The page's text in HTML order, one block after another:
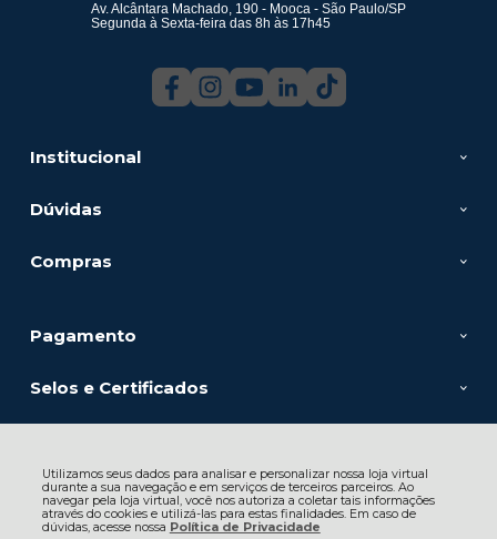
Utilizamos seus dados para analisar e personalizar nossa loja virtual
durante a sua navegação e em serviços de terceiros parceiros. Ao
navegar pela loja virtual, você nos autoriza a coletar tais informações
através do cookies e utilizá-las para estas finalidades. Em caso de
dúvidas, acesse nossa Política de Privacidade
Institucional
Dúvidas
Compras
Av. Alcântara Machado, 190 - Mooca - São Paulo/SP
Segunda à Sexta-feira das 8h às 17h45
Pagamento
Selos e Certificados
FELAP MAQUINAS E EQUIPAMENTOS LTDA, Av. Alcântara Machado -
190 - Mooca - 03102-901 - São Paulo - SP